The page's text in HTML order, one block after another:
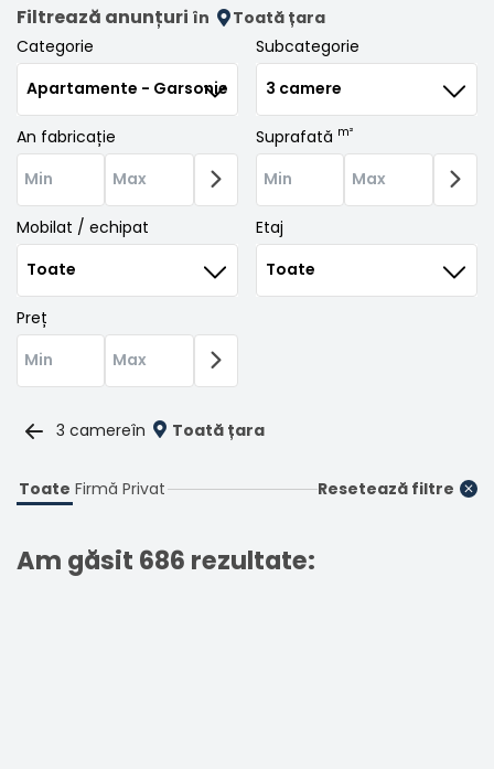
Filtrează anunțuri în
Toată țara
Categorie
Subcategorie
An fabricație Suprafată m²
Mobilat / echipat Etaj
Preț
3 camereîn Toată țara
Toate Firmă Privat Resetează filtre
Am găsit 686 rezultate: